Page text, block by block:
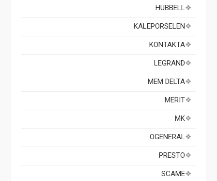
HUBBELL
KALEPORSELEN
KONTAKTA
LEGRAND
MEM DELTA
MERIT
MK
OGENERAL
PRESTO
SCAME